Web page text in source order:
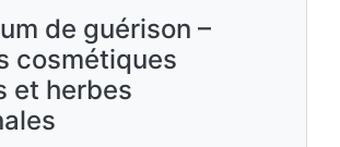
de guérison –
cosmétiques
et herbes